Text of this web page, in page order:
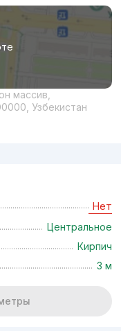
массив,
Узбекистан
Нет
Центральное
Кирпич
3 м